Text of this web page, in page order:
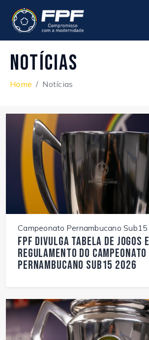
Notícias
Home Notícias
Campeonato Pernambucano Sub15
FPF divulga tabela de jogos e
regulamento do Campeonato
Pernambucano Sub15 2026